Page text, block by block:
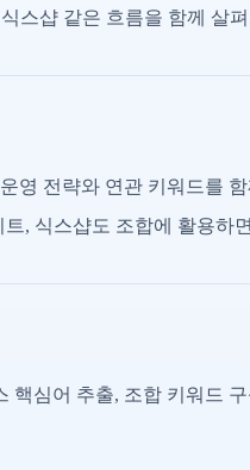
스샵 같은 흐름을 함께 살
영 전략와 연관 키워드를
, 식스샵도 조합에 활용하
핵심어 추출, 조합 키워드